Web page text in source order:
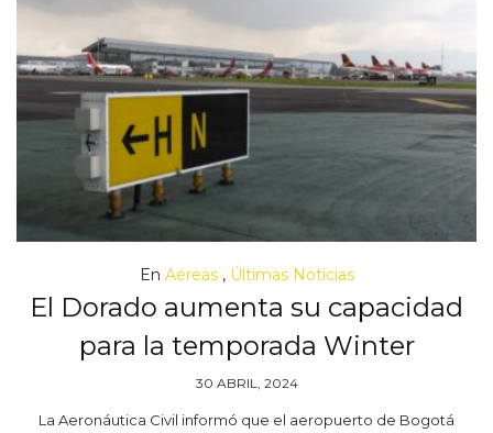
En Aéreas, Últimas Noticias
El Dorado aumenta su capacidad
para la temporada Winter
30 ABRIL, 2024
La Aeronáutica Civil informó que el aeropuerto de Bogotá